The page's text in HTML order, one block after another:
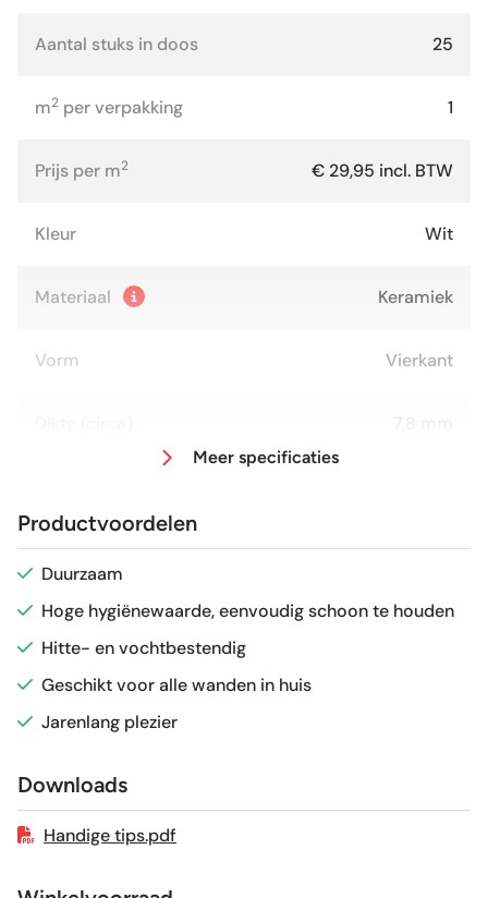
Aantal stuks in doos 25
m2 per verpakking 1
Prijs per m2 € 29,95 incl. BTW
Kleur Wit
Materiaal Keramiek
Vorm Vierkant
Glans / Mat Glans
Gerectificeerd Nee
Vorstbestendig
Meer specificaties
Productvoordelen
Duurzaam
Hoge hygiënewaarde, eenvoudig schoon te houden
Hitte- en vochtbestendig
Geschikt voor alle wanden in huis
Jarenlang plezier
Downloads
Handige tips.pdf